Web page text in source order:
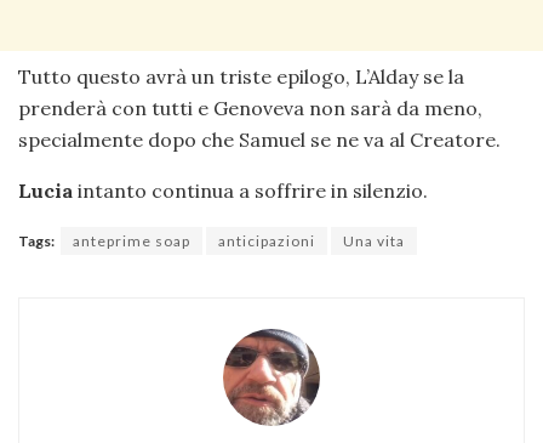
Tutto questo avrà un triste epilogo, L’Alday se la
prenderà con tutti e Genoveva non sarà da meno,
specialmente dopo che Samuel se ne va al Creatore.
Lucia intanto continua a soffrire in silenzio.
Tags: anteprime soap anticipazioni Una vita